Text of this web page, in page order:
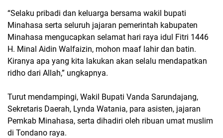
“Selaku pribadi dan keluarga bersama wakil bupati
Minahasa serta seluruh jajaran pemerintah kabupaten
Minahasa mengucapkan selamat hari raya idul Fitri 1446
H. Minal Aidin Walfaizin, mohon maaf lahir dan batin.
Kiranya apa yang kita lakukan akan selalu mendapatkan
ridho dari Allah,” ungkapnya.
Turut mendampingi, Wakil Bupati Vanda Sarundajang,
Sekretaris Daerah, Lynda Watania, para asisten, jajaran
Pemkab Minahasa, serta dihadiri oleh ribuan umat muslim
di Tondano raya.